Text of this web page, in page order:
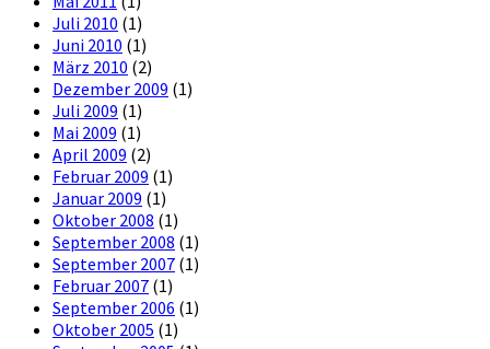
Juli 2010 (1)
Juni 2010 (1)
März 2010 (2)
Dezember 2009 (1)
Juli 2009 (1)
Mai 2009 (1)
April 2009 (2)
Februar 2009 (1)
Januar 2009 (1)
Oktober 2008 (1)
September 2008 (1)
September 2007 (1)
Februar 2007 (1)
September 2006 (1)
Oktober 2005 (1)